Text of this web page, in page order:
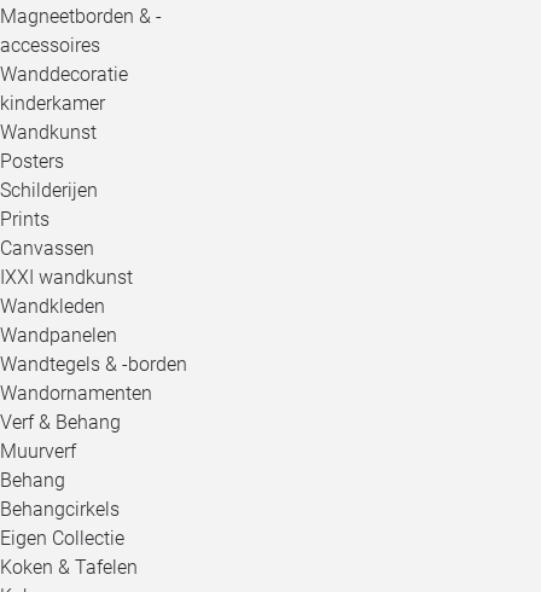
Magneetborden & -
accessoires
Wanddecoratie
kinderkamer
Wandkunst
Posters
Schilderijen
Prints
Canvassen
IXXI wandkunst
Wandkleden
Wandpanelen
Wandtegels & -borden
Wandornamenten
Verf & Behang
Muurverf
Behang
Behangcirkels
Eigen Collectie
Koken & Tafelen